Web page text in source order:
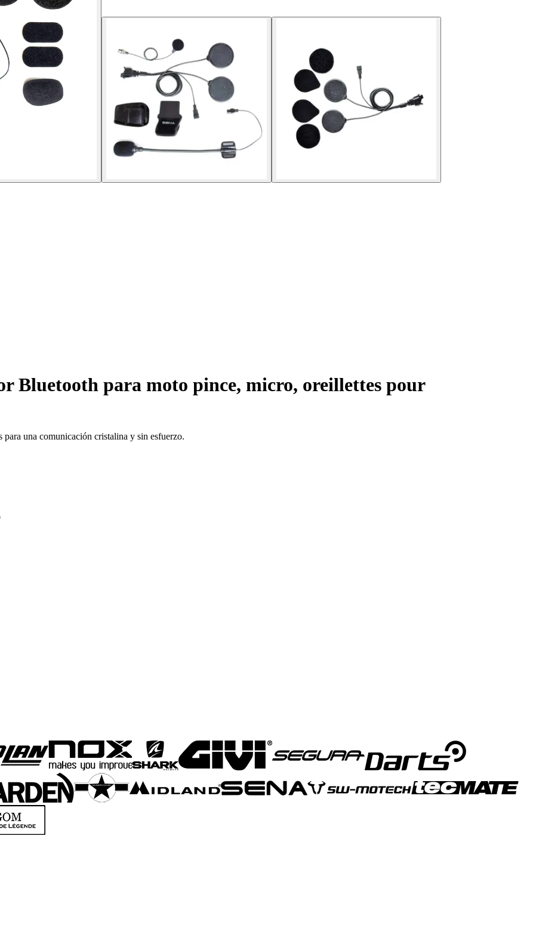
Bluetooth para moto pince, micro, oreillettes pour
una comunicación cristalina y sin esfuerzo.